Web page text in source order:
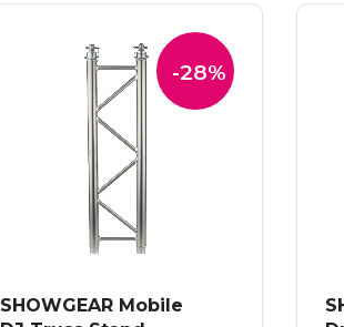
-28%
SHOWGEAR Mobile